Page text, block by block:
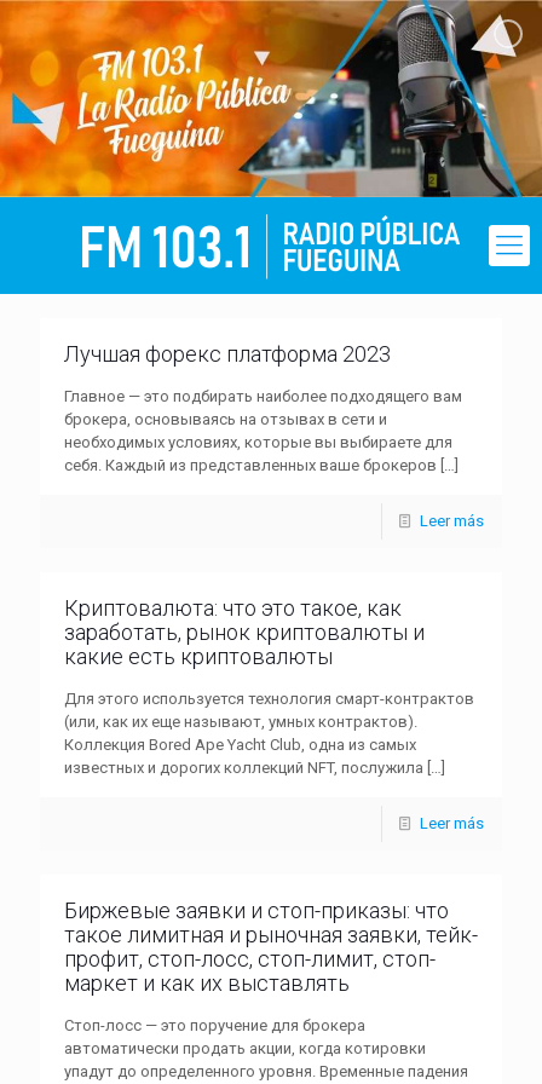
Лучшая форекс платформа 2023
Главное — это подбирать наиболее подходящего вам
брокера, основываясь на отзывах в сети и
необходимых условиях, которые вы выбираете для
себя. Каждый из представленных ваше брокеров […]
Leer más
Криптовалюта: что это такое, как
заработать, рынок криптовалюты и
какие есть криптовалюты
Для этого используется технология смарт-контрактов
(или, как их еще называют, умных контрактов).
Коллекция Bored Ape Yacht Club, одна из самых
известных и дорогих коллекций NFT, послужила […]
Leer más
Биржевые заявки и стоп-приказы: что
такое лимитная и рыночная заявки, тейк-
профит, стоп-лосс, стоп-лимит, стоп-
маркет и как их выставлять
Стоп-лосс — это поручение для брокера
автоматически продать акции, когда котировки
упадут до определенного уровня. Временные падения